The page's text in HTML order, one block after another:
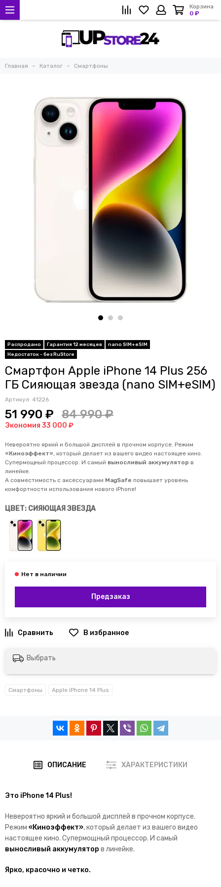
Корзина
0 ₽
Главная Каталог Смартфоны
Распродано Гарантия 12 месяцев
nano SIM+eSIM
Недостаток - без RuStore
Смартфон Apple iPhone 14 Plus 256
ГБ Сияющая звезда (nano SIM+eSIM)
Артикул: 41226
51 990 ₽ 84 990 ₽
Экономия 33 000 ₽
Невероятно яркий и большой дисплей в прочном корпусе. Режим
«Киноэффект», который делает из вашего видео настоящее кино.
Супермощный процессор. И самый выносливый аккумулятор в
линейке.
А совместимость с аксессуарами MagSafe повышает уровень
комфортности использования нового iPhone!
ЦВЕТ: СИЯЮЩАЯ ЗВЕЗДА
Предзаказ
Выбрать
Смартфоны Apple iPhone 14 Plus
ОПИСАНИЕ ХАРАКТЕРИСТИКИ
Это iPhone 14 Plus!
Невероятно яркий и большой дисплей в прочном корпусе.
Режим «Киноэффект», который делает из вашего видео
настоящее кино. Супермощный процессор. И самый
выносливый аккумулятор в линейке.
Ярко, красочно и четко.